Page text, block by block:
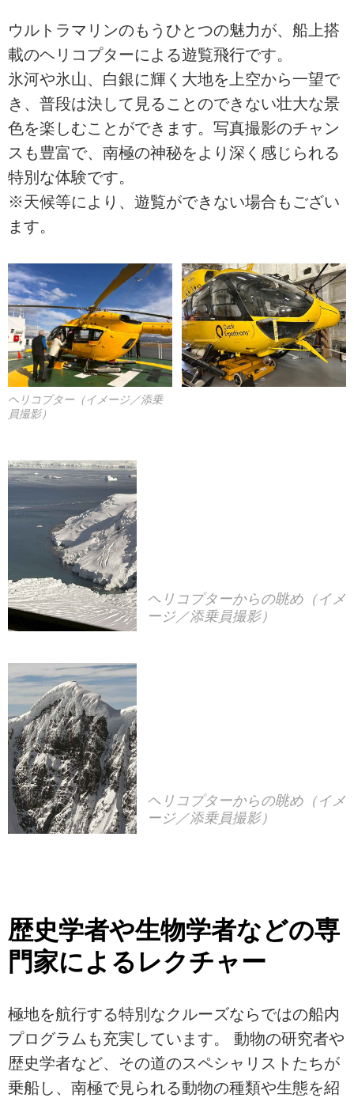
ウルトラマリンのもうひとつの魅力が、船上搭
載のヘリコプターによる遊覧飛行です。
氷河や氷山、白銀に輝く大地を上空から一望で
き、普段は決して見ることのできない壮大な景
色を楽しむことができます。写真撮影のチャン
スも豊富で、南極の神秘をより深く感じられる
特別な体験です。
※天候等により、遊覧ができない場合もござい
ます。
ヘリコプター（イメージ／添乗
員撮影）
ヘリコプターからの眺め（イメ
ージ／添乗員撮影）
ヘリコプターからの眺め（イメ
ージ／添乗員撮影）
歴史学者や生物学者などの専
門家によるレクチャー
極地を航行する特別なクルーズならではの船内
プログラムも充実しています。 動物の研究者や
歴史学者など、その道のスペシャリストたちが
乗船し、南極で見られる動物の種類や生態を紹